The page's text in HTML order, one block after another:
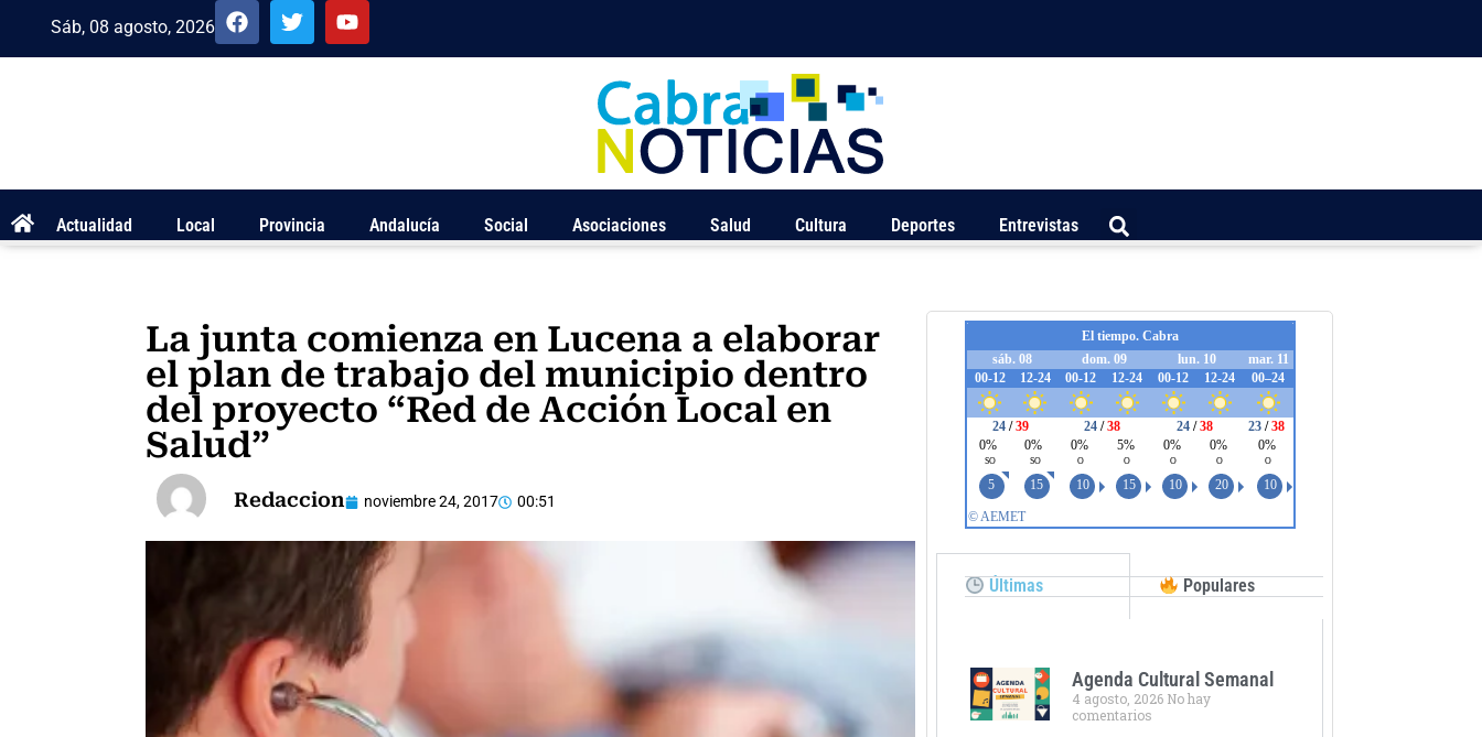
Sáb, 08 agosto, 2026
Actualidad Local Provincia Andalucía Social Asociaciones Salud Cultura Deportes Entrevistas
La junta comienza en Lucena a elaborar
el plan de trabajo del municipio dentro
del proyecto “Red de Acción Local en
Salud”
Redaccion noviembre 24, 2017 00:51
Últimas Populares
Agenda Cultural Semanal
4 agosto, 2026 No hay
comentarios